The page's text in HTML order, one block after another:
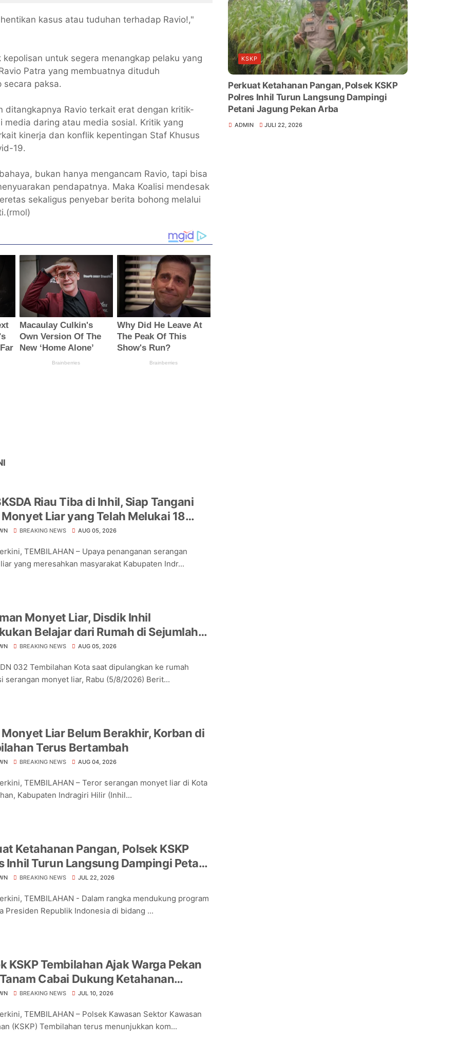
kasus atau tuduhan terhadap Ravio!,"
untuk segera menangkap pelaku yang
Patra yang membuatnya dituduh
paksa.
Ravio terkait erat dengan kritik-
daring atau media sosial. Kritik yang
kinerja dan konflik kepentingan Staf Khusus
19.
bukan hanya mengancam Ravio, tapi bisa
pendapatnya. Maka Koalisi mendesak
sekaligus penyebar berita bohong melalui
rmol)
Riau Tiba di Inhil, Siap Tangani
Liar yang Telah Melukai 18
BREAKING NEWS AUG 05, 2026
TEMBILAHAN – Upaya penanganan serangan
yang meresahkan masyarakat Kabupaten Indr...
Monyet Liar, Disdik Inhil
Belajar dari Rumah di Sejumlah
Tembilahan
BREAKING NEWS AUG 05, 2026
032 Tembilahan Kota saat dipulangkan ke rumah
serangan monyet liar, Rabu (5/8/2026) Berit...
Liar Belum Berakhir, Korban di
Terus Bertambah
BREAKING NEWS AUG 04, 2026
TEMBILAHAN – Teror serangan monyet liar di Kota
Kabupaten Indragiri Hilir (Inhil...
Ketahanan Pangan, Polsek KSKP
Inhil Turun Langsung Dampingi Petani
Pekan Arba
BREAKING NEWS JUL 22, 2026
TEMBILAHAN - Dalam rangka mendukung program
Presiden Republik Indonesia di bidang ...
KSKP Tembilahan Ajak Warga Pekan
Cabai Dukung Ketahanan
BREAKING NEWS JUL 10, 2026
TEMBILAHAN – Polsek Kawasan Sektor Kawasan
(KSKP) Tembilahan terus menunjukkan kom...
KSKP
Perkuat Ketahanan Pangan, Polsek KSKP
Polres Inhil Turun Langsung Dampingi
Petani Jagung Pekan Arba
ADMIN JULI 22, 2026